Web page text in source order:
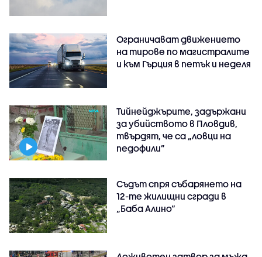
Ограничават движението
на тирове по магистралите
и към Гърция в петък и неделя
Тийнейджърите, задържани
за убийството в Пловдив,
твърдят, че са „ловци на
педофили”
Съдът спря събарянето на
12-те жилищни сгради в
„Баба Алино“